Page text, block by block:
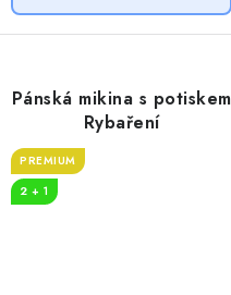
Pánská mikina s potiskem
Rybaření
PREMIUM
2 + 1